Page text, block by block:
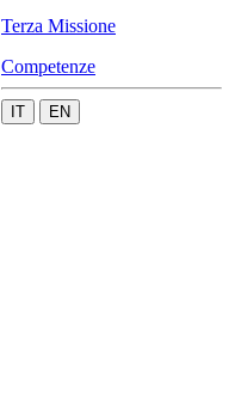
Terza Missione
Competenze
IT EN